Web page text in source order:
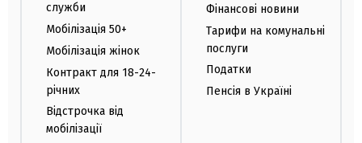
служби
Мобілізація 50+
Мобілізація жінок
Контракт для 18-24-
річних
Відстрочка від
мобілізації
Фінансові новини
Тарифи на комунальні
послуги
Податки
Пенсія в Україні